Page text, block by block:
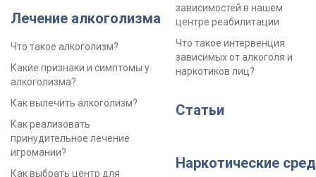
Лечение алкоголизма
Что такое алкоголизм?
Какие признаки и симптомы у
алкоголизма?
Как вылечить алкоголизм?
Как реализовать
принудительное лечение
игромании?
Как выбрать центр для
зависимостей в нашем
центре реабилитации
Что такое интервенция
зависимых от алкоголя и
наркотиков лиц?
Статьи
Наркотические